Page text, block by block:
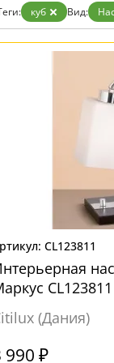
куб Вид:
CL123811
(Дания)
990 ₽